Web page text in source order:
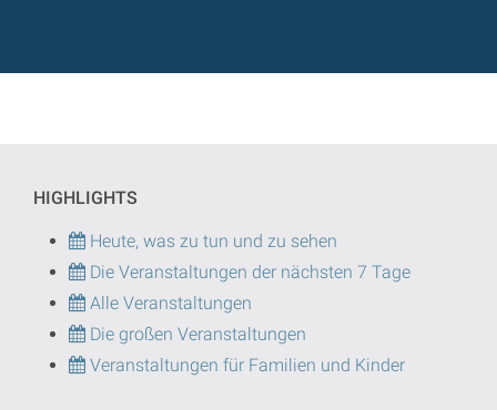
HIGHLIGHTS
Heute, was zu tun und zu sehen
Die Veranstaltungen der nächsten 7 Tage
Alle Veranstaltungen
Die großen Veranstaltungen
Veranstaltungen für Familien und Kinder